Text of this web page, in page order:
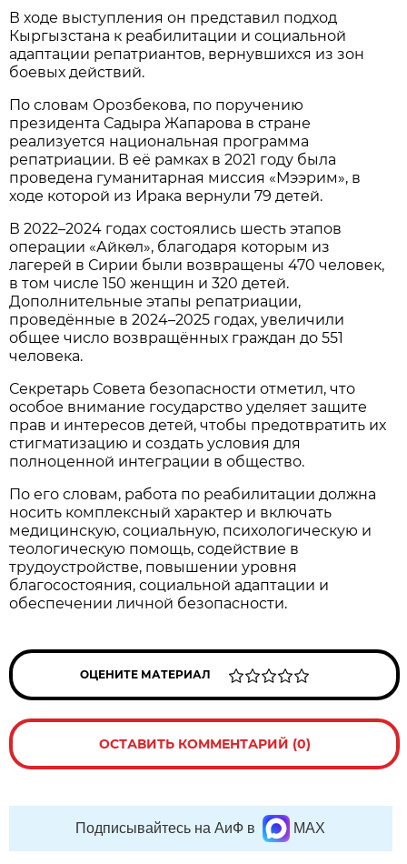
В ходе выступления он представил подход
Кыргызстана к реабилитации и социальной
адаптации репатриантов, вернувшихся из зон
боевых действий.
По словам Орозбекова, по поручению
президента Садыра Жапарова в стране
реализуется национальная программа
репатриации. В её рамках в 2021 году была
проведена гуманитарная миссия «Мээрим», в
ходе которой из Ирака вернули 79 детей.
В 2022–2024 годах состоялись шесть этапов
операции «Айкөл», благодаря которым из
лагерей в Сирии были возвращены 470 человек,
в том числе 150 женщин и 320 детей.
Дополнительные этапы репатриации,
проведённые в 2024–2025 годах, увеличили
общее число возвращённых граждан до 551
человека.
Секретарь Совета безопасности отметил, что
особое внимание государство уделяет защите
прав и интересов детей, чтобы предотвратить их
стигматизацию и создать условия для
полноценной интеграции в общество.
По его словам, работа по реабилитации должна
носить комплексный характер и включать
медицинскую, социальную, психологическую и
теологическую помощь, содействие в
трудоустройстве, повышении уровня
благосостояния, социальной адаптации и
обеспечении личной безопасности.
ОЦЕНИТЕ МАТЕРИАЛ
ОСТАВИТЬ КОММЕНТАРИЙ (0)
Подписывайтесь на АиФ в MAX